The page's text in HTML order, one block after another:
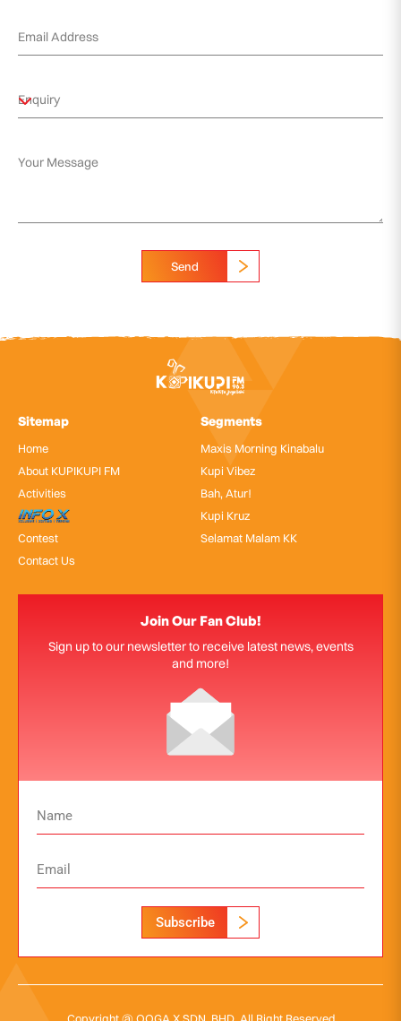
Send
Sitemap
Home
About KUPIKUPI FM
Activities
InfoX
Contest
Contact Us
Segments
Maxis Morning Kinabalu
Kupi Vibez
Bah, Atur!
Kupi Kruz
Selamat Malam KK
Join Our Fan Club!
Sign up to our newsletter to receive latest news, events
and more!
Subscribe